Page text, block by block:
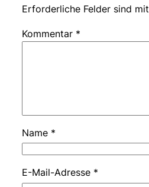
Erforderliche Felder sind mit
Kommentar *
Name *
E-Mail-Adresse *